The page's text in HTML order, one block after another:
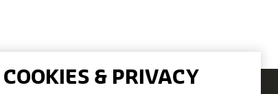
COOKIES & PRIVACY